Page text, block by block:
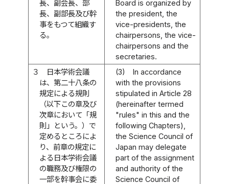
長、副会長、部
長、副部長及び幹
事をもつて組織す
る。
Board is organized by
the president, the
vice-presidents, the
chairpersons, the vice-
chairpersons and the
secretaries.
３
日本学術会議
は、第二十八条の
規定による規則
（以下この章及び
次章において「規
則」という。）で
定めるところによ
り、前章の規定に
よる日本学術会議
の職務及び権限の
一部を幹事会に委
(3)
In accordance
with the provisions
stipulated in Article 28
(hereinafter termed
"rules" in this and the
following Chapters),
the Science Council of
Japan may delegate
part of the assignment
and authority of the
Science Council of